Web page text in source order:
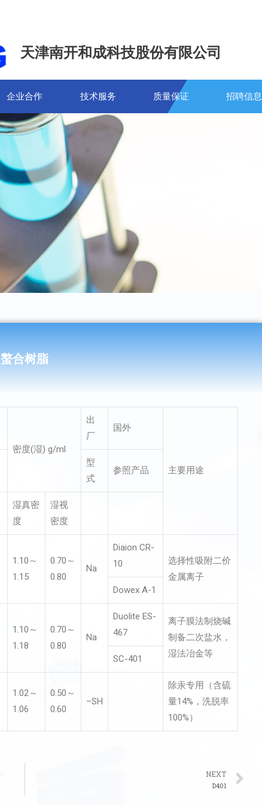
天津南开和成科技股份有限公司
企业合作 技术服务 质量保证 招聘信息
螯合树脂
密度(湿) g/ml
出
厂
国外
主要用途
型
式
参照产品
湿真密
度
湿视
密度
1.10～
1.15
0.70～
0.80
Na
Diaion CR-
10
选择性吸附二价
金属离子
Dowex A-1
1.10～
1.18
0.70～
0.80
Na
Duolite ES-
467
离子膜法制烧碱
制备二次盐水，
湿法冶金等
SC-401
1.02～
1.06
0.50～
0.60
–SH
除汞专用（含硫
量14%，洗脱率
100%）
NEXT
D401